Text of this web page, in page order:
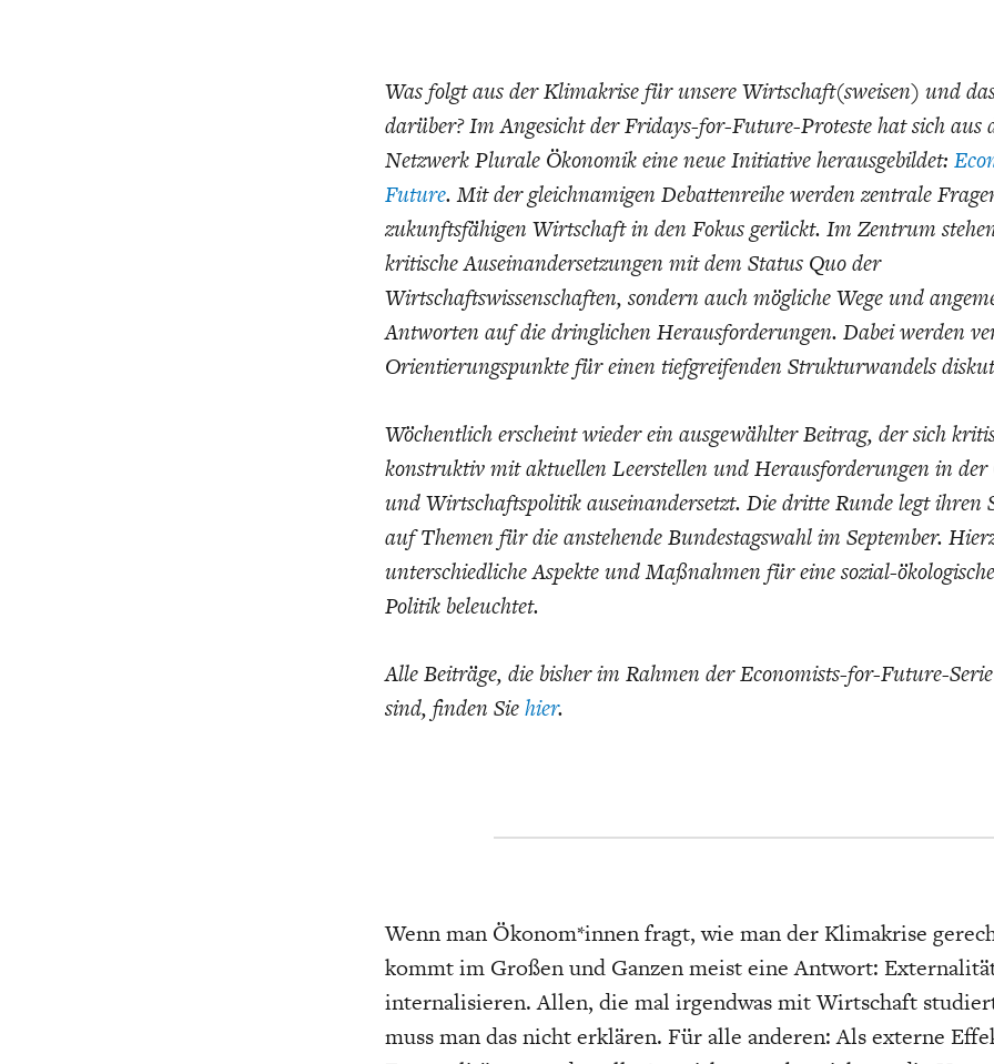
UNGLEICHHEIT UND
FACHKRÄFTEMANGEL
DAS DEUTSCHE
DEUTSCHLAND UND DIE
DIE POSITIONEN DER
WIRTSCHAFTSWEISEN
BGE-
FINANZMÄRKTE GELDPOLITIK
MAKROTHEK
UNGLEICHHEIT USA
Was folgt aus der Klimakrise für unsere Wirtschaft(sweisen) und
darüber?Im Angesicht der Fridays-for-Future-Proteste hat sich aus
Netzwerk Plurale Ökonomik eine neue Initiative herausgebildet:
Future.Mit der gleichnamigen Debattenreihe werden zentrale
zukunftsfähigen Wirtschaft in den Fokus gerückt. Im Zentrum
kritische Auseinandersetzungen mit dem Status Quo der
Wirtschaftswissenschaften, sondern auch mögliche Wege und
Antworten auf die dringlichen Herausforderungen. Dabei werden
Orientierungspunkte für einen tiefgreifenden Strukturwandels
Wöchentlich erscheint wieder ein ausgewählter Beitrag, der sich
konstruktiv mit aktuellen Leerstellen und Herausforderungen in der
und Wirtschaftspolitik auseinandersetzt. Die dritte Runde legt ihren
auf Themen für die anstehende Bundestagswahl im September.
unterschiedliche Aspekte und Maßnahmen für eine sozial-
Politik beleuchtet.
Alle Beiträge, die bisher im Rahmen der Economists-for-Future-
sind, finden Siehier.
Wenn man Ökonom*innen fragt, wie man der Klimakrise
kommt im Großen und Ganzen meist eine Antwort:
internalisieren. Allen, die mal irgendwas mit Wirtschaft
muss man das nicht erklären. Für alle anderen: Als externe